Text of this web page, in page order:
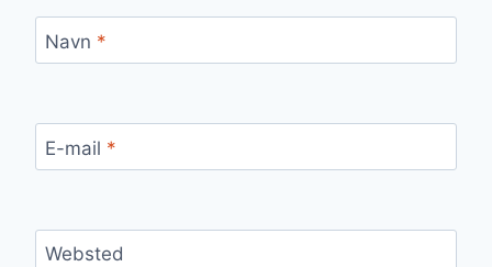
Navn *
E-mail *
Websted